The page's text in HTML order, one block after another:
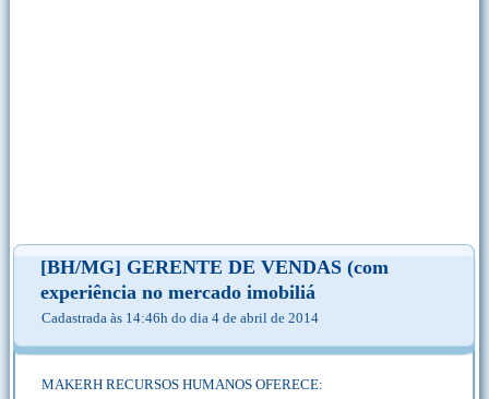
[BH/MG] GERENTE DE VENDAS (com
experiência no mercado imobiliá
Cadastrada às 14:46h do dia 4 de abril de 2014
MAKERH RECURSOS HUMANOS OFERECE: